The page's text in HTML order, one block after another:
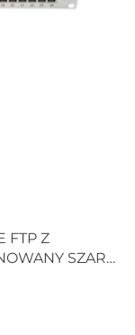
FTP Z
SZARY